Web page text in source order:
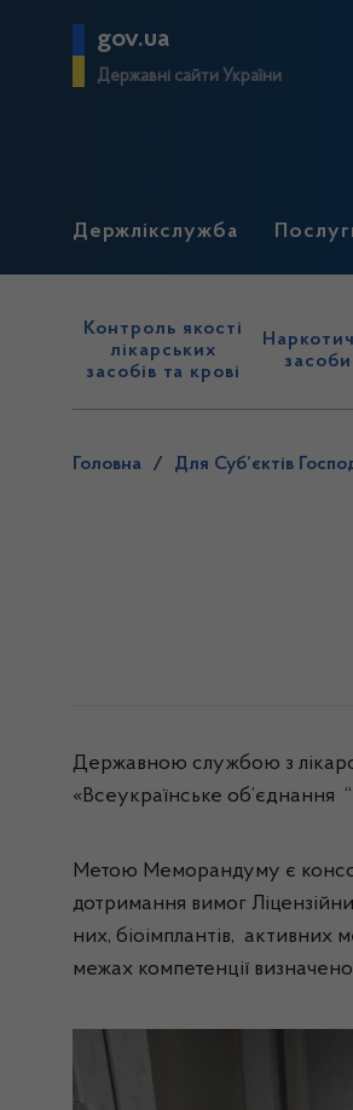
gov.ua
Державні сайти України
Держлікслужба
Контроль якості
лікарських
засобів та крові
засоби
Головна / Для Суб’єктів
Державною службою з
«Всеукраїнське
Метою Меморандуму є
дотримання вимог
них, біоімплантів, активних
межах компетенції